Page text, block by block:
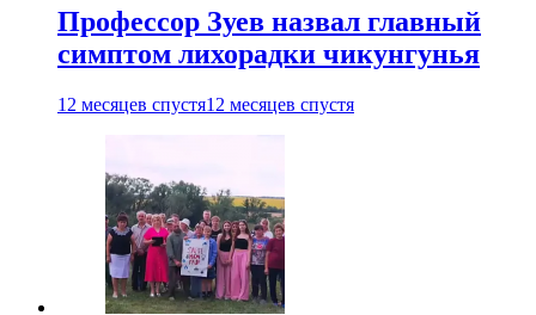
Профессор Зуев назвал главный
симптом лихорадки чикунгунья
12 месяцев спустя12 месяцев спустя